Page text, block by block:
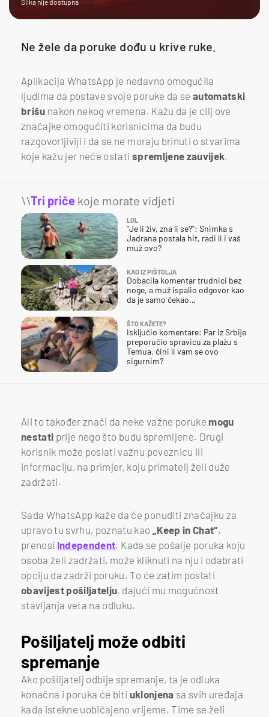
Ne žele da poruke dođu u krive ruke.
Aplikacija WhatsApp je nedavno omogućila
ljudima da postave svoje poruke da se automatski
brišu nakon nekog vremena. Kažu da je cilj ove
značajke omogućiti korisnicima da budu
razgovorljiviji i da se ne moraju brinuti o stvarima
koje kažu jer neće ostati spremljene zauvijek.
\\Tri priče koje morate vidjeti
LOL
"Je li živ, zna li se?": Snimka s
Jadrana postala hit, radi li i vaš
muž ovo?
KAO IZ PIŠTOLJA
Dobacila komentar trudnici bez
noge, a muž ispalio odgovor kao
da je samo čekao…
ŠTO KAŽETE?
Isključio komentare: Par iz Srbije
preporučio spravicu za plažu s
Temua, čini li vam se ovo
sigurnim?
Ali to također znači da neke važne poruke mogu
nestati prije nego što budu spremljene. Drugi
korisnik može poslati važnu poveznicu ili
informaciju, na primjer, koju primatelj želi duže
zadržati.
Sada WhatsApp kaže da će ponuditi značajku za
upravo tu svrhu, poznatu kao
„Keep in Chat“,
prenosi Independent. Kada se pošalje poruka koju
osoba želi zadržati, može kliknuti na nju i odabrati
opciju da zadrži poruku. To će zatim poslati
obavijest pošiljatelju, dajući mu mogućnost
stavljanja veta na odluku.
Pošiljatelj može odbiti
spremanje
Ako pošiljatelj odbije spremanje, ta je odluka
konačna i poruka će biti uklonjena sa svih uređaja
kada istekne uobičajeno vrijeme. Time se želi